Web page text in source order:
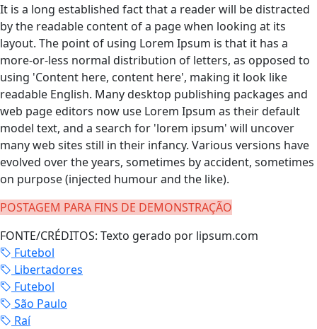
It is a long established fact that a reader will be distracted
by the readable content of a page when looking at its
layout. The point of using Lorem Ipsum is that it has a
more-or-less normal distribution of letters, as opposed to
using 'Content here, content here', making it look like
readable English. Many desktop publishing packages and
web page editors now use Lorem Ipsum as their default
model text, and a search for 'lorem ipsum' will uncover
many web sites still in their infancy. Various versions have
evolved over the years, sometimes by accident, sometimes
on purpose (injected humour and the like).
POSTAGEM PARA FINS DE DEMONSTRAÇÃO
FONTE/CRÉDITOS: Texto gerado por lipsum.com
Futebol
Libertadores
Futebol
São Paulo
Raí